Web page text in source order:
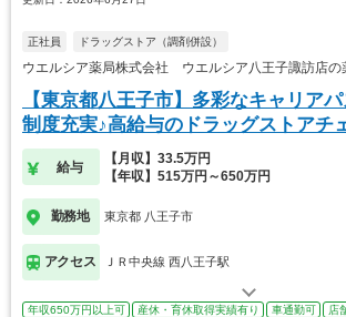
正社員 ドラッグストア（調剤併設）
ウエルシア薬局株式会社 ウエルシア八王子諏訪店の
【東京都八王子市】多彩なキャリア
制度充実♪高給与のドラッグストアチ
給与
【月収】33.5万円
【年収】515万円～650万円
勤務地 東京都 八王子市
アクセス ＪＲ中央線 西八王子駅
年収650万円以上可 産休・育休取得実績有り 車通勤可 店